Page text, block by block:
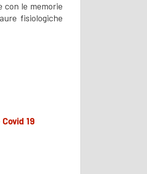
le memorie
fisiologiche
19